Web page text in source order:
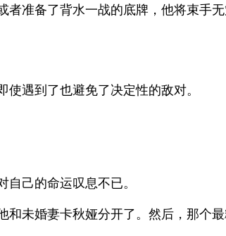
准备了背水一战的底牌，他将束手
遇到了也避免了决定性的敌对。
己的命运叹息不已。
未婚妻卡秋娅分开了。然后，那个